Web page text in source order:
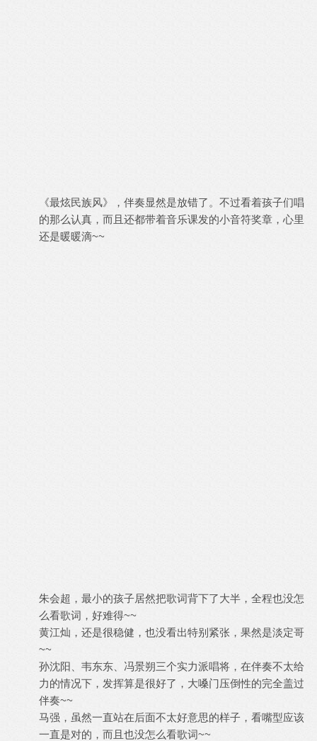
《最炫民族风》，伴奏显然是放错了。不过看着孩子们唱
的那么认真，而且还都带着音乐课发的小音符奖章，心里
还是暖暖滴~~
朱会超，最小的孩子居然把歌词背下了大半，全程也没怎
么看歌词，好难得~~
黄江灿，还是很稳健，也没看出特别紧张，果然是淡定哥
~~
孙沈阳、韦东东、冯景朔三个实力派唱将，在伴奏不太给
力的情况下，发挥算是很好了，大嗓门压倒性的完全盖过
伴奏~~
马强，虽然一直站在后面不太好意思的样子，看嘴型应该
一直是对的，而且也没怎么看歌词~~